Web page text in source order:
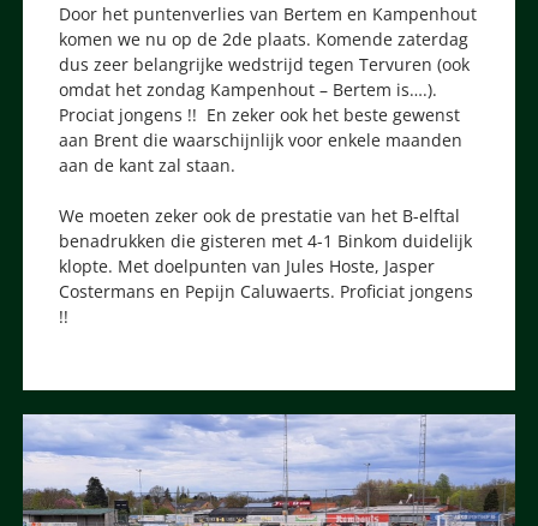
Door het puntenverlies van Bertem en Kampenhout
komen we nu op de 2de plaats. Komende zaterdag
dus zeer belangrijke wedstrijd tegen Tervuren (ook
omdat het zondag Kampenhout – Bertem is….).
Prociat jongens !! En zeker ook het beste gewenst
aan Brent die waarschijnlijk voor enkele maanden
aan de kant zal staan.
We moeten zeker ook de prestatie van het B-elftal
benadrukken die gisteren met 4-1 Binkom duidelijk
klopte. Met doelpunten van Jules Hoste, Jasper
Costermans en Pepijn Caluwaerts. Proficiat jongens
!!